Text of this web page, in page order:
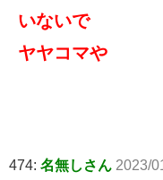
いないで
ヤヤコマや
474: 名無しさん 2023/